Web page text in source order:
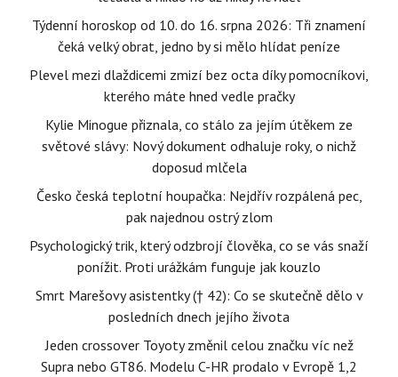
Týdenní horoskop od 10. do 16. srpna 2026: Tři znamení
čeká velký obrat, jedno by si mělo hlídat peníze
Plevel mezi dlaždicemi zmizí bez octa díky pomocníkovi,
kterého máte hned vedle pračky
Kylie Minogue přiznala, co stálo za jejím útěkem ze
světové slávy: Nový dokument odhaluje roky, o nichž
doposud mlčela
Česko česká teplotní houpačka: Nejdřív rozpálená pec,
pak najednou ostrý zlom
Psychologický trik, který odzbrojí člověka, co se vás snaží
ponížit. Proti urážkám funguje jak kouzlo
Smrt Marešovy asistentky († 42): Co se skutečně dělo v
posledních dnech jejího života
Jeden crossover Toyoty změnil celou značku víc než
Supra nebo GT86. Modelu C-HR prodalo v Evropě 1,2